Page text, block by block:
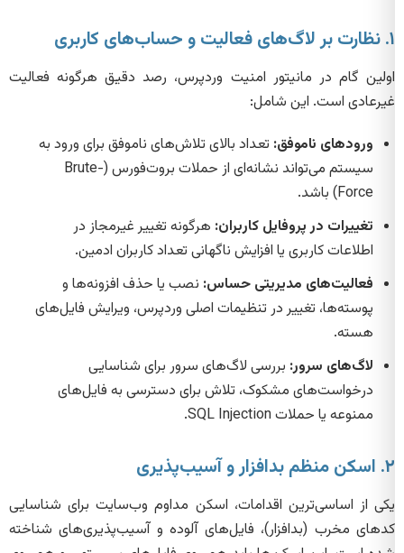
۱. نظارت بر لاگ‌های فعالیت و حساب‌های کاربری
اولین گام در مانیتور امنیت وردپرس، رصد دقیق هرگونه فعالیت
غیرعادی است. این شامل:
ورودهای ناموفق: تعداد بالای تلاش‌های ناموفق برای ورود به
سیستم می‌تواند نشانه‌ای از حملات بروت‌فورس (Brute-
Force) باشد.
تغییرات در پروفایل کاربران: هرگونه تغییر غیرمجاز در
اطلاعات کاربری یا افزایش ناگهانی تعداد کاربران ادمین.
فعالیت‌های مدیریتی حساس: نصب یا حذف افزونه‌ها و
پوسته‌ها، تغییر در تنظیمات اصلی وردپرس، ویرایش فایل‌های
هسته.
لاگ‌های سرور: بررسی لاگ‌های سرور برای شناسایی
درخواست‌های مشکوک، تلاش برای دسترسی به فایل‌های
ممنوعه یا حملات SQL Injection.
۲. اسکن منظم بدافزار و آسیب‌پذیری
یکی از اساسی‌ترین اقدامات، اسکن مداوم وب‌سایت برای شناسایی
کدهای مخرب (بدافزار)، فایل‌های آلوده و آسیب‌پذیری‌های شناخته